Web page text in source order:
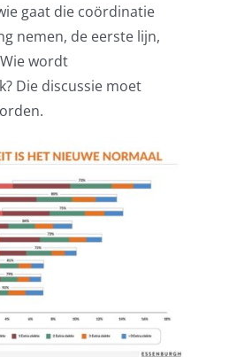
gaat die coördinatie
nemen, de eerste lijn,
wordt
Die discussie moet